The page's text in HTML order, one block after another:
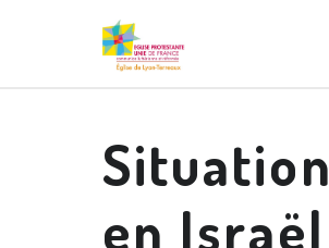
Situation
en Israël